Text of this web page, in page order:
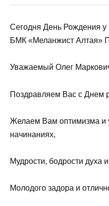
Сегодня День Рождения
БМК «Меланжист Алтая»
Уважаемый Олег
Поздравляем Вас с Днем
Желаем Вам оптимизма и
начинаниях,
Мудрости, бодрости духа
Молодого задора и